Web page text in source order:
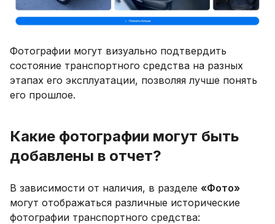
Фотографии могут визуально подтвердить
состояние транспортного средства на разных
этапах его эксплуатации, позволяя лучше понять
его прошлое.
Какие фотографии могут быть
добавлены в отчет?
В зависимости от наличия, в разделе «Фото»
могут отображаться различные исторические
фотографии транспортного средства: